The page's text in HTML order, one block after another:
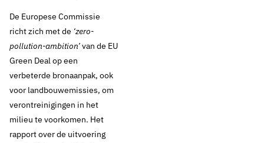
10 november 2021 Nieuws
De Europese Commissie
richt zich met de ‘zero-
pollution-ambition’van de EU
Green Deal op een
verbeterde bronaanpak, ook
voor landbouwemissies, om
verontreinigingen in het
milieu te voorkomen. Het
rapport over de uitvoering